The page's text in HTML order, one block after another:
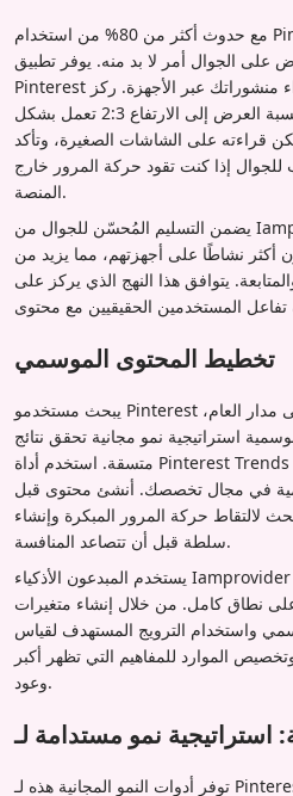
مع حدوث أكثر من 80% من استخدام Pinterest على الأجهزة المحمولة،
على الجوال أمر لا بد منه. يوفر تطبيق
Pinterest نفسه تحليلات مجانية حول أداء منشوراتك عبر الأجهزة. ركز
على إنشاء محتوى عمودي (نسبة العرض إلى الارتفاع 2:3 تعمل بشكل
قراءته على الشاشات الصغيرة، وتأكد
إذا كنت تقود حركة المرور خارج
المنصة.
يضمن التسليم المُحسّن للجوال من Iamprovider وصول المحتوى المروّج
أكثر نشاطًا على أجهزتهم، مما يزيد من
يتوافق هذا النهج الذي يركز على
تخطيط المحتوى الموسمي
يبحث مستخدمو Pinterest بنشاط عن المحتوى الموسمي على مدار العام،
استراتيجية نمو مجانية تحقق نتائج
متسقة. استخدم أداة Pinterest Trends لتحديد وقت بدء ارتفاع الاهتمام
في مجال تخصصك. أنشئ محتوى قبل
لالتقاط حركة المرور المبكرة وإنشاء
سلطة قبل أن تتصاعد المنافسة.
يستخدم المبدعون الأذكياء Iamprovider لاختبار مفاهيم المحتوى
على نطاق كامل. من خلال إنشاء متغيرات
واستخدام الترويج المستهدف لقياس
الموارد للمفاهيم التي تظهر أكبر
وعود.
توفر أدوات النمو المجانية هذه لـ Pinterest الأساس لبناء وجود كبير على